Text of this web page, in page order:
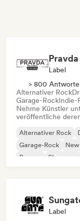
Label
> 800
Alternativer Rock
Garage-RockIndie-
Nehme Künstler
veröffentliche
Alternativer Rock
Garage-Rock
Reggae
Shoegaze
Label